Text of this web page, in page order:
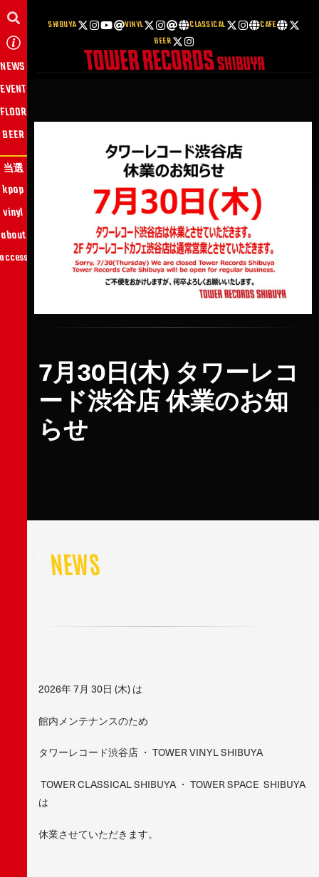
SHIBUYA VINYL CLASSICAL
CAFE
BEER
NEWS
EVENT
当選
FLOOR
BEER
kpop
vinyl
about
7月30日(木) タワーレコ
ード渋谷店 休業のお知
らせ
NEWS
2026年 7月 30日 (木) は
館内メンテナンスのため
タワーレコード渋谷店 ・ TOWER VINYL SHIBUYA
TOWER CLASSICAL SHIBUYA ・ TOWER SPACE SHIBUYA
は
休業させていただきます。